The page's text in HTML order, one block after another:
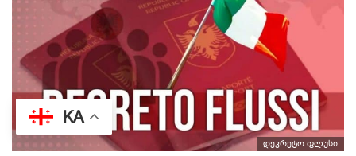
დეკრეტო ფლუსი
KA